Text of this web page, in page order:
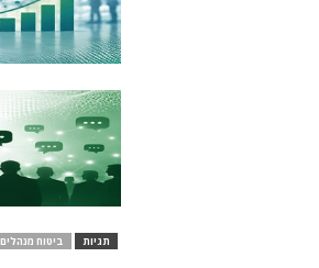
תגיות ביטוח מנהלים